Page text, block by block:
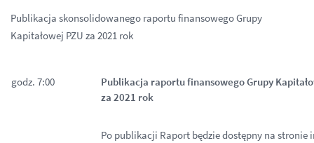
Publikacja skonsolidowanego raportu finansowego Grupy
Kapitałowej PZU za 2021 rok
godz. 7:00
Publikacja raportu finansowego Grupy
za 2021 rok
Po publikacji Raport będzie dostępny na stronie